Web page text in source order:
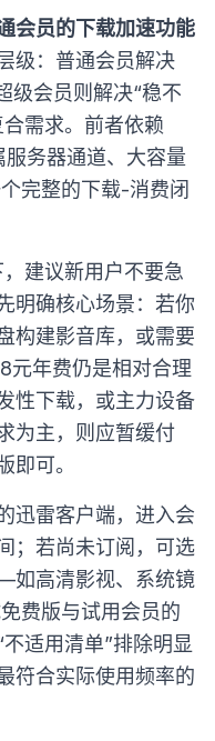
会员的下载加速功能
级：普通会员解决
级会员则解决“稳不
需求。前者依赖
务器通道、大容量
完整的下载-消费闭
建议新用户不要急
明确核心场景：若你
构建影音库，或需要
元年费仍是相对合理
性下载，或主力设备
为主，则应暂缓付
即可。
迅雷客户端，进入会
；若尚未订阅，可选
如高清影视、系统镜
费版与试用会员的
适用清单”排除明显
符合实际使用频率的